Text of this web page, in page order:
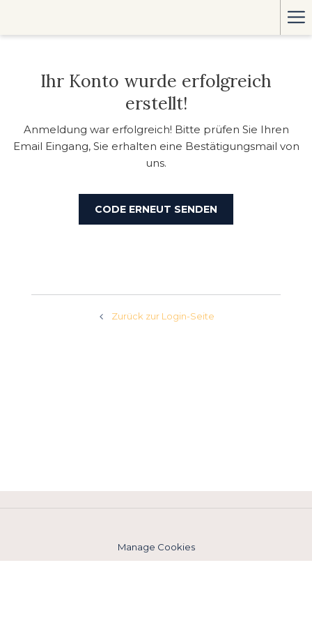
Ihr Konto wurde erfolgreich
erstellt!
Anmeldung war erfolgreich! Bitte prüfen Sie Ihren
Email Eingang, Sie erhalten eine Bestätigungsmail von
uns.
CODE ERNEUT SENDEN
Zurück zur Login-Seite
Manage Cookies